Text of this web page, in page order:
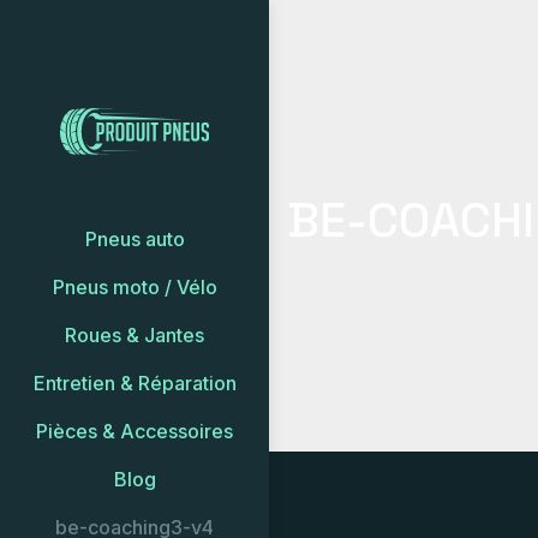
Pneus auto
Pneus moto / Vélo
Roues & Jantes
Entretien & Réparation
Pièces & Accessoires
Blog
be-coaching3-v4